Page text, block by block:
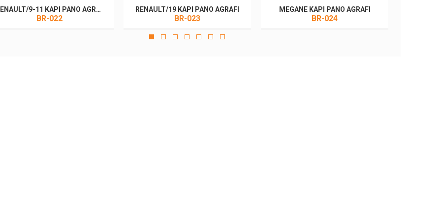
RENAULT/9-11 KAPI PANO AGRAFI
BR-022
RENAULT/19 KAPI PANO AGRAFI
BR-023
MEGANE KAPI PANO AGRAFI
BR-024